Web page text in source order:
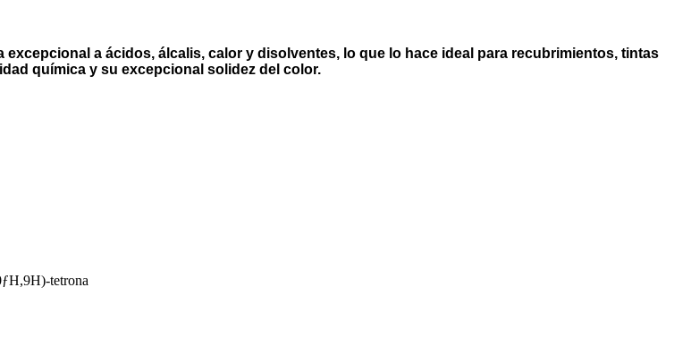
a ácidos, álcalis, calor y disolventes, lo que lo hace ideal para recubrimientos, tintas
química y su excepcional solidez del color.
tetrona